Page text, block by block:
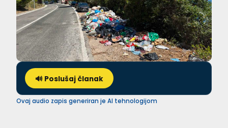
🔊 Poslušaj članak
Ovaj audio zapis generiran je AI tehnologijom